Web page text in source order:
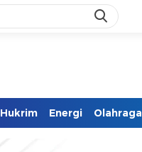
Hukrim Energi Olahraga